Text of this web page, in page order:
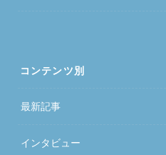
コンテンツ別
最新記事
インタビュー